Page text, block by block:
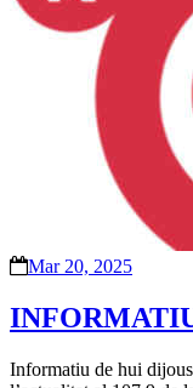
Mar 20, 2025
Informatiu de hui